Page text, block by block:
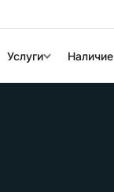
Услуги Наличие